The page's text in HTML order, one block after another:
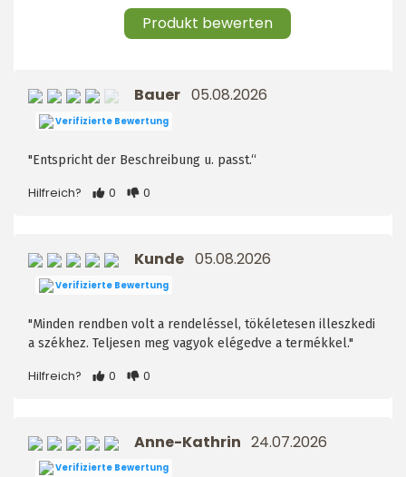
Produkt bewerten
Bauer 05.08.2026
Verifizierte Bewertung
"Entspricht der Beschreibung u. passt.“
Hilfreich? 0 0
Kunde 05.08.2026
Verifizierte Bewertung
"Minden rendben volt a rendeléssel, tökéletesen illeszkedi
a székhez. Teljesen meg vagyok elégedve a termékkel."
Hilfreich? 0 0
Anne-Kathrin 24.07.2026
Verifizierte Bewertung